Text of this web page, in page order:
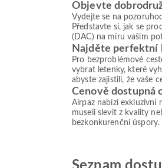
Objevte
Vydejte se na
Představte si, jak se
(DAC) na míru vašim
Najděte perfektní
Pro bezproblémové
vybrat letenky, které
abyste zajistili, že vaše
Cenově dostupná
Airpaz nabízí exkluzivní
museli slevit z kvality
bezkonkurenční úspory.